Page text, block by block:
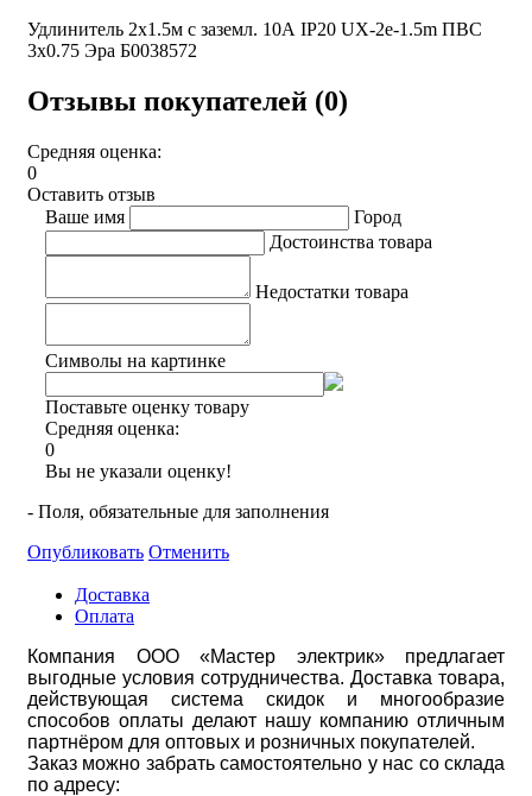
Удлинитель 2х1.5м с заземл. 10А IP20 UX-2e-1.5m ПВС
3х0.75 Эра Б0038572
Отзывы покупателей (0)
Средняя оценка:
0
Оставить отзыв
Ваше имя
Город
Достоинства товара
Недостатки товара
Символы на картинке
Поставьте оценку товару
Средняя оценка:
0
Вы не указали оценку!
- Поля, обязательные для заполнения
Опубликовать Отменить
Доставка
Оплата
Компания ООО «Мастер электрик» предлагает
выгодные условия сотрудничества. Доставка товара,
действующая система скидок и многообразие
способов оплаты делают нашу компанию отличным
партнёром для оптовых и розничных покупателей.
Заказ можно забрать самостоятельно у нас со склада
по адресу: